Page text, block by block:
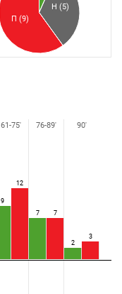
Н (5)
П (9)
9
12
7 7
2
3
61-75' 76-89' 90'